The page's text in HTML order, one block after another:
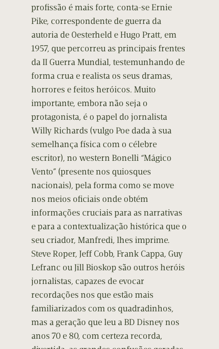
profissão é mais forte, conta-se Ernie
Pike, correspondente de guerra da
autoria de Oesterheld e Hugo Pratt, em
1957, que percorreu as principais frentes
da II Guerra Mundial, testemunhando de
forma crua e realista os seus dramas,
horrores e feitos heróicos. Muito
importante, embora não seja o
protagonista, é o papel do jornalista
Willy Richards (vulgo Poe dada à sua
semelhança física com o célebre
escritor), no western Bonelli “Mágico
Vento” (presente nos quiosques
nacionais), pela forma como se move
nos meios oficiais onde obtém
informações cruciais para as narrativas
e para a contextualização histórica que o
seu criador, Manfredi, lhes imprime.
Steve Roper, Jeff Cobb, Frank Cappa, Guy
Lefranc ou Jill Bioskop são outros heróis
jornalistas, capazes de evocar
recordações nos que estão mais
familiarizados com os quadradinhos,
mas a geração que leu a BD Disney nos
anos 70 e 80, com certeza recorda,